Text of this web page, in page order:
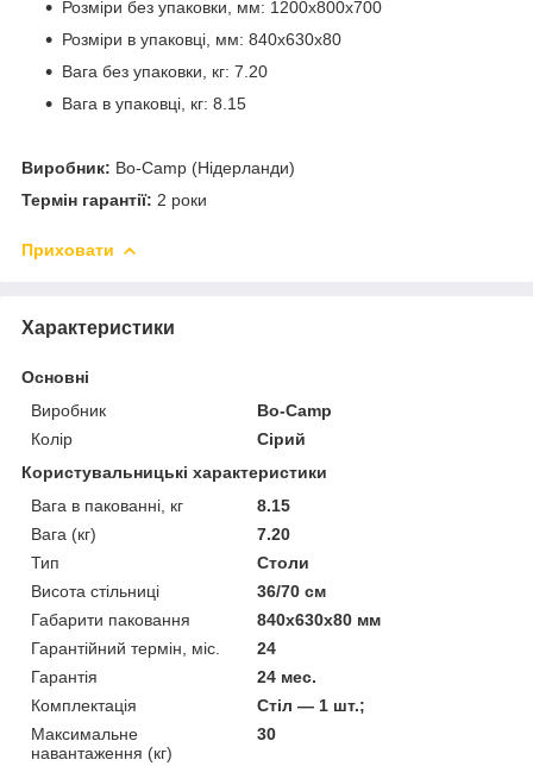
Розміри без упаковки, мм: 1200х800х700
Розміри в упаковці, мм: 840х630х80
Вага без упаковки, кг: 7.20
Вага в упаковці, кг: 8.15
Виробник: Bo-Camp (Нідерланди)
Термін гарантії: 2 роки
Приховати
Характеристики
Основні
Виробник
Bo-Camp
Колір
Сірий
Користувальницькі характеристики
Вага в пакованні, кг
8.15
Вага (кг)
7.20
Тип
Столи
Висота стільниці
36/70 см
Габарити паковання
840х630х80 мм
Гарантійний термін, міс.
24
Гарантія
24 мес.
Комплектація
Стіл — 1 шт.;
Максимальне
навантаження (кг)
30